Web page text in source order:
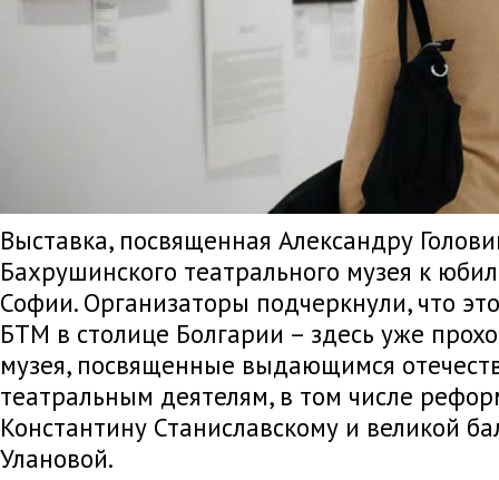
Выставка, посвященная Александру
Бахрушинского театрального музея к
Софии. Организаторы подчеркнули, что
БТМ в столице Болгарии – здесь уже
музея, посвященные выдающимся
театральным деятелям, в том числе
Константину Станиславскому и великой
Улановой.